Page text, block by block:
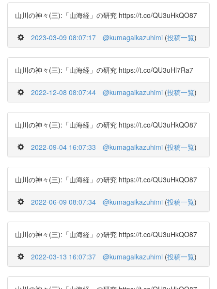
山川の神々(三):「山海経」の研究 https://t.co/QU3uHkQO87
2023-03-09 08:07:17 @kumagaikazuhimi (投稿一覧)
山川の神々(三):「山海経」の研究 https://t.co/QU3uHl7Ra7
2022-12-08 08:07:44 @kumagaikazuhimi (投稿一覧)
山川の神々(三):「山海経」の研究 https://t.co/QU3uHkQO87
2022-09-04 16:07:33 @kumagaikazuhimi (投稿一覧)
山川の神々(三):「山海経」の研究 https://t.co/QU3uHkQO87
2022-06-09 08:07:34 @kumagaikazuhimi (投稿一覧)
山川の神々(三):「山海経」の研究 https://t.co/QU3uHkQO87
2022-03-13 16:07:37 @kumagaikazuhimi (投稿一覧)